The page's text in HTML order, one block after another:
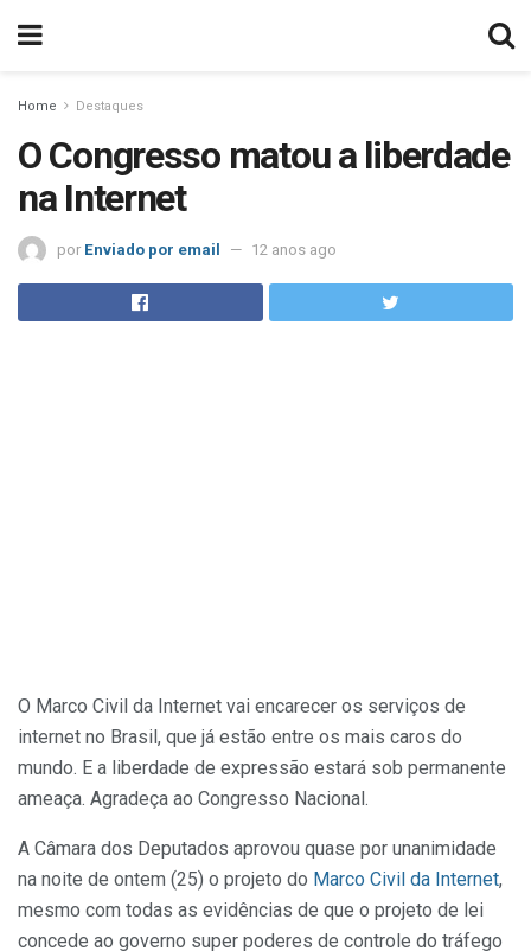
Home Destaques
O Congresso matou a liberdade
na Internet
por Enviado por email 12 anos ago
O Marco Civil da Internet vai encarecer os serviços de
internet no Brasil, que já estão entre os mais caros do
mundo. E a liberdade de expressão estará sob permanente
ameaça. Agradeça ao Congresso Nacional.
A Câmara dos Deputados aprovou quase por unanimidade
na noite de ontem (25) o projeto do Marco Civil da Internet,
mesmo com todas as evidências de que o projeto de lei
concede ao governo super poderes de controle do tráfego